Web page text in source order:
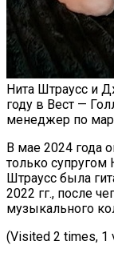
Нита Штраусс и
году в Вест —
менеджер по
В мае 2024 года
только
Штраусс была
2022 гг., после
музыкального
(Visited 2 times, 1